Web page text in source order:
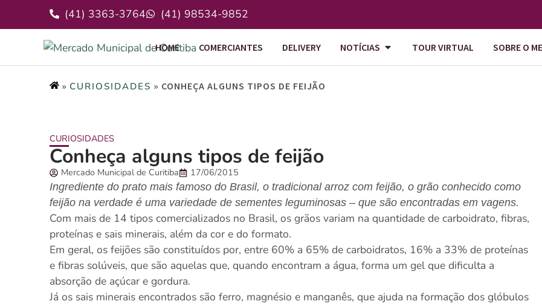
(41) 3363-3764 (41) 98534-9852
HOME COMERCIANTES DELIVERY NOTÍCIAS TOUR VIRTUAL SOBRE O
» CURIOSIDADES » CONHEÇA ALGUNS TIPOS DE FEIJÃO
CURIOSIDADES
Conheça alguns tipos de feijão
Mercado Municipal de Curitiba
17/06/2015
Ingrediente do prato mais famoso do Brasil, o tradicional arroz com feijão, o grão conhecido como
feijão na verdade é uma variedade de sementes leguminosas – que são encontradas em vagens.
Com mais de 14 tipos comercializados no Brasil, os grãos variam na quantidade de carboidrato, fibras,
proteínas e sais minerais, além da cor e do formato.
Em geral, os feijões são constituídos por, entre 60% a 65% de carboidratos, 16% a 33% de proteínas
e fibras solúveis, que são aquelas que, quando encontram a água, forma um gel que dificulta a
absorção de açúcar e gordura.
Já os sais minerais encontrados são ferro, magnésio e manganês, que ajuda na formação dos glóbulos